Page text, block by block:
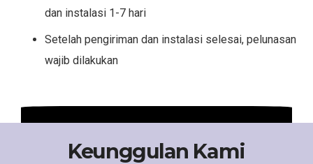
dan instalasi 1-7 hari
Setelah pengiriman dan instalasi selesai, pelunasan
wajib dilakukan
Keunggulan Kami